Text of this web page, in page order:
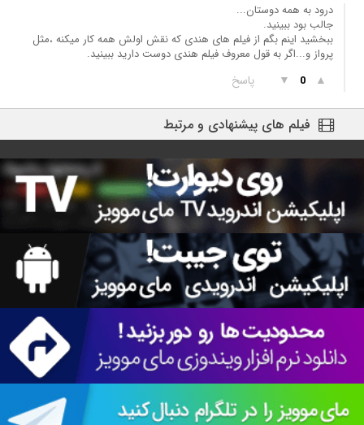
درود به همه دوستان...
جالب بود ببینید.
ببخشید اینم بگم از فیلم های هندی که نقش اولش همه کار میکنه ،مثل
پرواز و...اگر به قول معروف فیلم هندی دوست دارید ببینید.
▲
0
▼ پاسخ
فیلم های پیشنهادی و مرتبط